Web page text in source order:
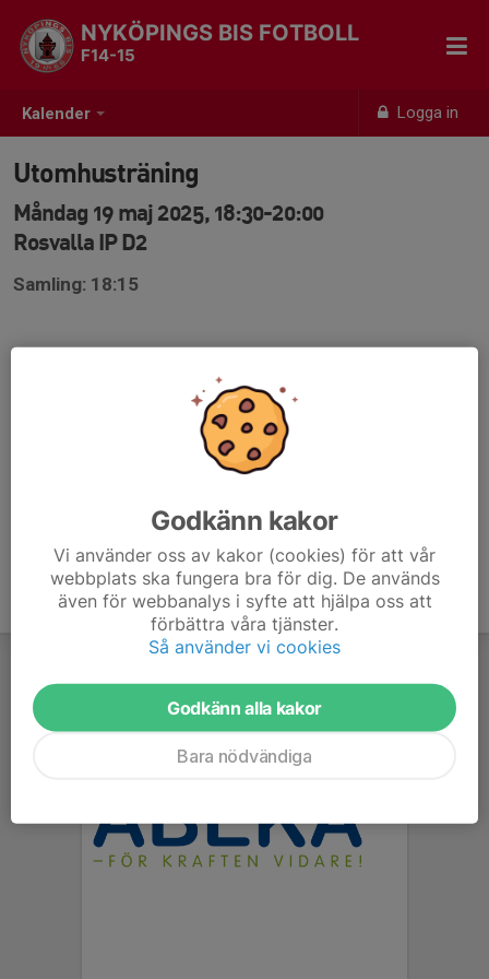
Kalender Logga in
NYKÖPINGS BIS FOTBOLL
F14-15
Utomhusträning
Måndag 19 maj 2025, 18:30-20:00
Rosvalla IP D2
Samling: 18:15
Godkänn kakor
Vi använder oss av kakor (cookies) för att vår
webbplats ska fungera bra för dig. De används
även för webbanalys i syfte att hjälpa oss att
förbättra våra tjänster.
Så använder vi cookies
Godkänn alla kakor
Bara nödvändiga